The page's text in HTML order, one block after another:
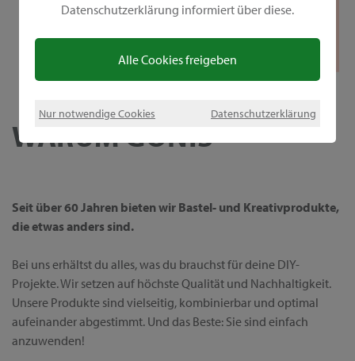
Datenschutzerklärung informiert über diese.
Alle Cookies freigeben
Nur notwendige Cookies Datenschutzerklärung
WARUM GONIS
Seit über 60 Jahren bieten wir Bastel- und Kreativprodukte,
die etwas anders sind.
Bei uns erhältst du alles, was du brauchst für deine DIY-
Projekte. Wir setzen auf höchste Qualität und Nachhaltigkeit.
Unsere Produkte sind vielseitig, kombinierbar und optimal
aufeinander abgestimmt. Und das Beste: Sie sind einfach
anzuwenden!